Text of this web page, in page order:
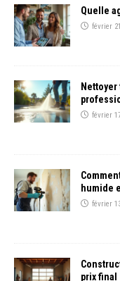
Quelle
février
février
humide
février
prix final